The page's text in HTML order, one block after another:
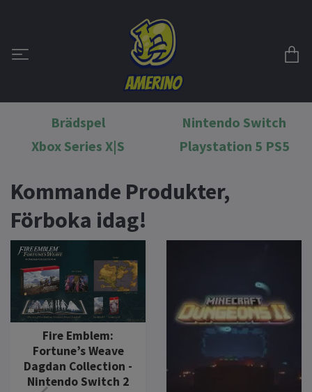
Brädspel
Nintendo Switch
Xbox Series X|S
Playstation 5 PS5
Kommande Produkter,
Förboka idag!
Fire Emblem:
Fortune’s Weave
Dagdan Collection -
Nintendo Switch 2